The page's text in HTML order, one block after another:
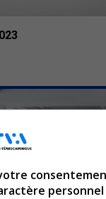
personnel